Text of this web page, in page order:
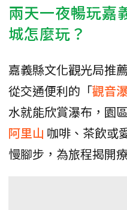
兩天一夜暢玩嘉
城怎麼玩？
嘉義縣文化觀光局推
從交通便利的「觀音
水就能欣賞瀑布，園
阿里山 咖啡、茶飲或
慢腳步，為旅程揭開